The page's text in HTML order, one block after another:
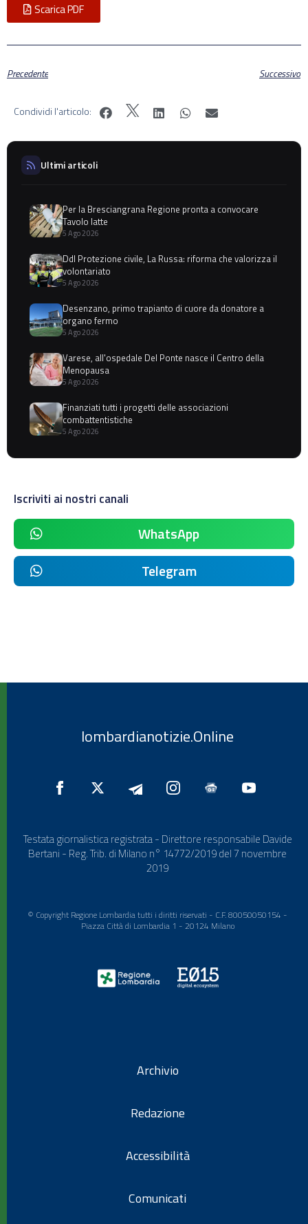
Scarica PDF
Precedente Successivo
Condividi l'articolo:
Ultimi articoli
Per la Bresciangrana Regione pronta a convocare
Tavolo latte
5 Ago 2026
Ddl Protezione civile, La Russa: riforma che valorizza il
volontariato
5 Ago 2026
Desenzano, primo trapianto di cuore da donatore a
organo fermo
5 Ago 2026
Varese, all'ospedale Del Ponte nasce il Centro della
Menopausa
5 Ago 2026
Finanziati tutti i progetti delle associazioni
combattentistiche
5 Ago 2026
Iscriviti ai nostri canali
WhatsApp
Telegram
lombardianotizie.Online
Testata giornalistica registrata - Direttore responsabile Davide
Bertani - Reg. Trib. di Milano n° 14772/2019 del 7 novembre
2019
© Copyright Regione Lombardia tutti i diritti riservati - C.F. 80050050154 -
Piazza Città di Lombardia 1 - 20124 Milano
Archivio
Redazione
Accessibilità
Comunicati